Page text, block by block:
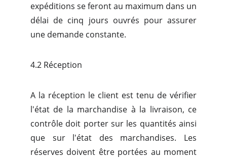
expéditions se feront au maximum dans un
délai de cinq jours ouvrés pour assurer
une demande constante.
4.2 Réception
A la réception le client est tenu de vérifier
l'état de la marchandise à la livraison, ce
contrôle doit porter sur les quantités ainsi
que sur l'état des marchandises. Les
réserves doivent être portées au moment